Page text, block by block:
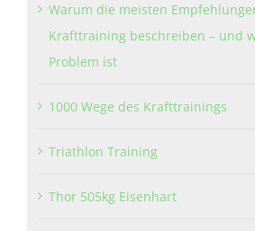
Warum die meisten
Krafttraining beschreiben – und
Problem ist
1000 Wege des Krafttrainings
Triathlon Training
Thor 505kg Eisenhart